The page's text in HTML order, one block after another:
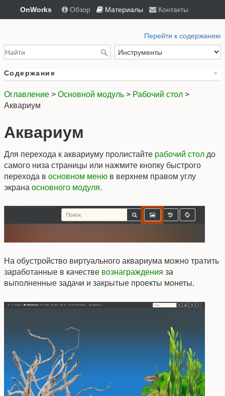
OnWorks Обзор Материалы Контакты
Перейти к содержанию
Содержание
Оглавление > Основной модуль > Рабочий стол >
Аквариум
Аквариум
Для перехода к аквариуму пролистайте рабочий стол до
самого низа страницы или нажмите кнопку быстрого
перехода в основном меню в верхнем правом углу
экрана основного модуля.
На обустройство виртуального аквариума можно тратить
заработанные в качестве вознаграждения за
выполненные задачи и закрытые проекты монеты.